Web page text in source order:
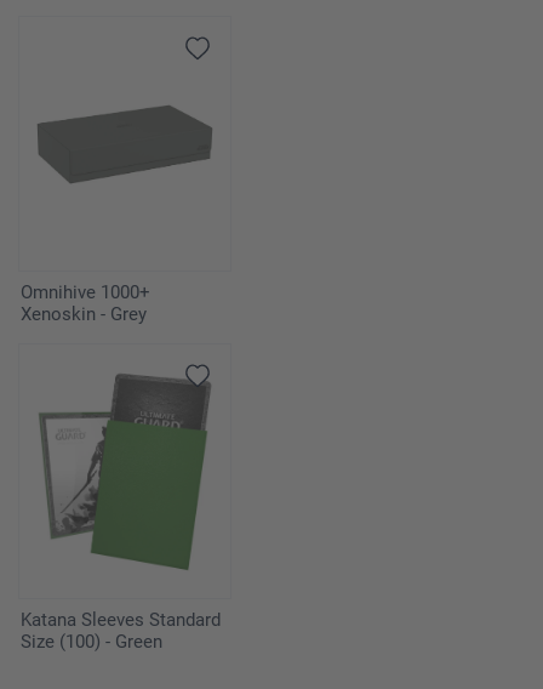
Omnihive 1000+
Xenoskin - Grey
Katana Sleeves Standard
Size (100) - Green